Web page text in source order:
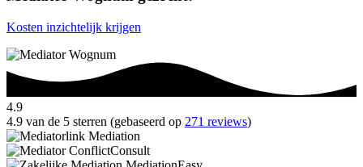
Kosten inzichtelijk krijgen
4.9
4.9 van de 5 sterren (gebaseerd op 271 reviews)